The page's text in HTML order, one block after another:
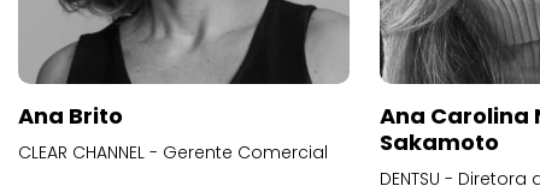
Ana Brito
CLEAR CHANNEL - Gerente Comercial
Ana Carolina
Sakamoto
DENTSU -